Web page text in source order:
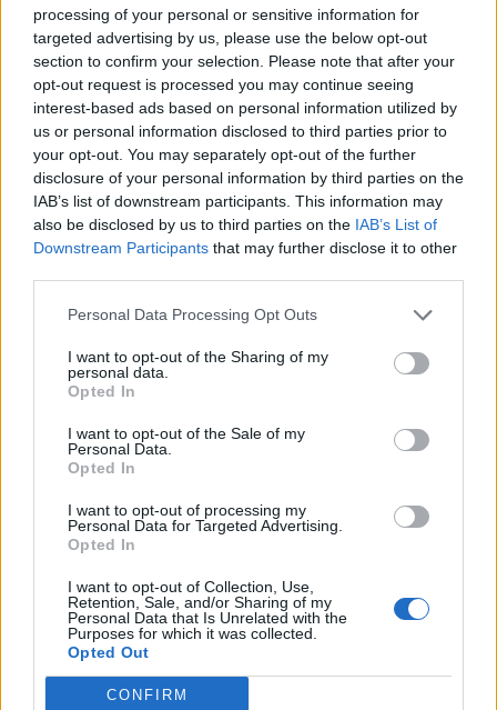
processing of your personal or sensitive information for
targeted advertising by us, please use the below opt-out
section to confirm your selection. Please note that after your
opt-out request is processed you may continue seeing
interest-based ads based on personal information utilized by
us or personal information disclosed to third parties prior to
your opt-out. You may separately opt-out of the further
disclosure of your personal information by third parties on the
IAB’s list of downstream participants. This information may
also be disclosed by us to third parties on the IAB’s List of
Downstream Participants that may further disclose it to other
Personal Data Processing Opt Outs
I want to opt-out of the Sharing of my
personal data.
Opted In
I want to opt-out of the Sale of my
Personal Data.
Opted In
I want to opt-out of processing my
Personal Data for Targeted Advertising.
Opted In
I want to opt-out of Collection, Use,
Retention, Sale, and/or Sharing of my
Personal Data that Is Unrelated with the
Purposes for which it was collected.
Opted Out
CONFIRM
TAGS
αναθεώρηση της ευρωπαϊκής φαρμακευτικής νομοθεσίας
ΣΦΕΕ
healthstories
Δείτε Ακόμη
Γεωργιάδης: Πολλαπλά οφέλη από τη
27 Φεβρουαρίου 2026